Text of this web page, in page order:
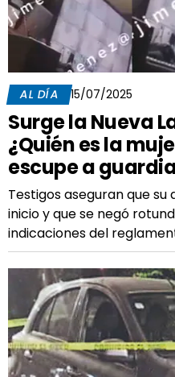
AL DÍA 15/07/2025
Surge la Nueva
¿Quién es la
escupe a
Testigos aseguran que
inicio y que se negó
indicaciones del